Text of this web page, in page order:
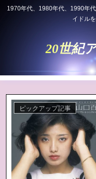
1970年代、1980年代、1990年
イドル
20世紀
ピックアップ記事